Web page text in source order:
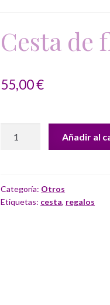
Cesta de
55,00€
cantidad
Añadir al
Categoría: Otros
Etiquetas: cesta, regalos